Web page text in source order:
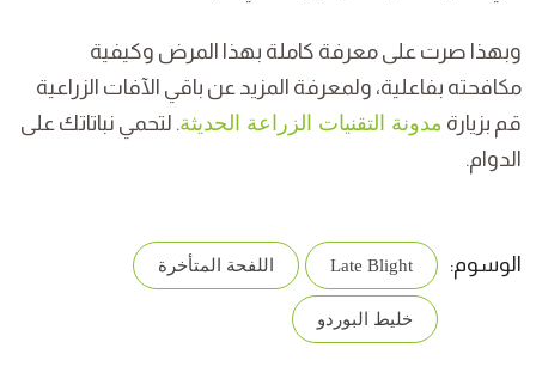
وبهذا صرت على معرفة كاملة بهذا المرض وكيفية
مكافحته بفاعلية، ولمعرفة المزيد عن باقي الآفات الزراعية
قم بزيارة مدونة التقنيات الزراعة الحديثة. لتحمي نباتاتك على
الدوام.
الوسوم: Late Blight اللفحة المتأخرة
خليط البوردو